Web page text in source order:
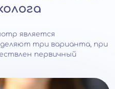
является
три варианта, при
первичный